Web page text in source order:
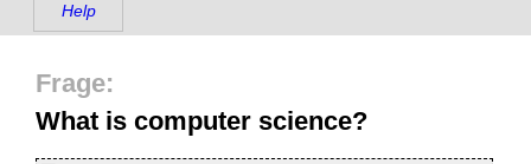
Help
What is computer science?